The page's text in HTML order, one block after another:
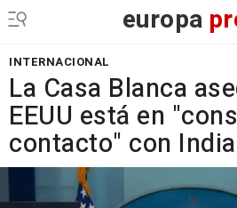
europa
INTERNACIONAL
La Casa Blanca
EEUU está en
contacto" con